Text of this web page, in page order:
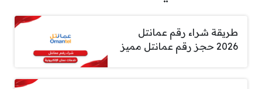
طريقة شراء رقم عمانتل
2026 حجز رقم عمانتل مميز